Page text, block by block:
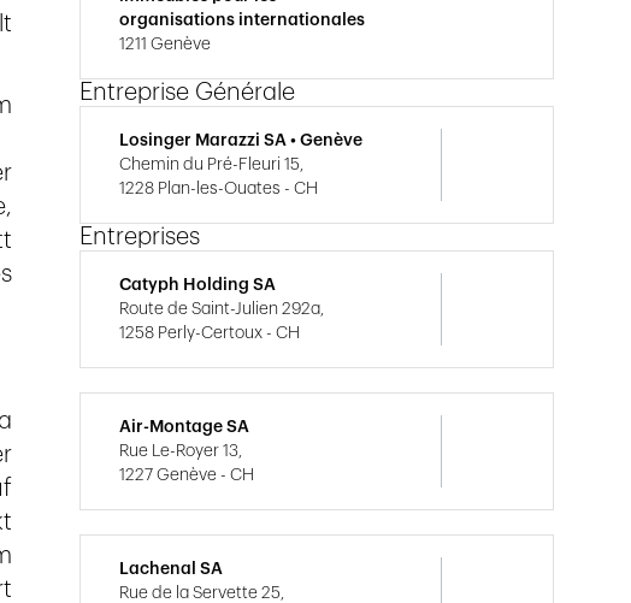
organisations internationales
1211 Genève
Entreprise Générale
Losinger Marazzi SA • Genève
Chemin du Pré-Fleuri 15,
1228 Plan-les-Ouates - CH
Entreprises
Catyph Holding SA
Route de Saint-Julien 292a,
1258 Perly-Certoux - CH
Air-Montage SA
Rue Le-Royer 13,
1227 Genève - CH
Lachenal SA
Rue de la Servette 25,